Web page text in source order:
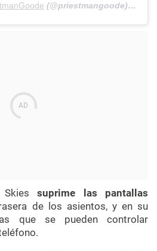
(@priestmangoode) on
Skiessuprime las pantallas
de los asientos, y en su
que se pueden controlar